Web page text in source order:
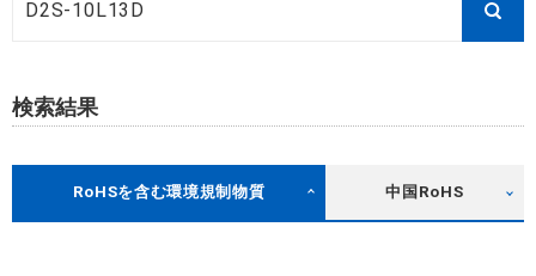
検索結果
RoHSを含む環境規制物質 中国RoHS